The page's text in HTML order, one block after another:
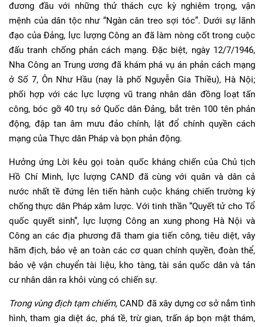
đương đầu với những thử thách cực kỳ nghiêm trọng, vận
mệnh của dân tộc như “Ngàn cân treo sợi tóc”. Dưới sự lãnh
đạo của Đảng, lực lượng Công an đã làm nòng cốt trong cuộc
đấu tranh chống phản cách mạng. Đặc biệt, ngày 12/7/1946,
Nha Công an Trung ương đã khám phá vụ án phản cách mạng
ở Số 7, Ôn Như Hầu (nay là phố Nguyễn Gia Thiều), Hà Nội;
phối hợp với các lực lượng vũ trang nhân dân đồng loạt tấn
công, bóc gỡ 40 trụ sở Quốc dân Đảng, bắt trên 100 tên phản
động, đập tan âm mưu đảo chính, lật đổ chính quyền cách
mạng của Thực dân Pháp và bọn phản động.
Hưởng ứng Lời kêu gọi toàn quốc kháng chiến của Chủ tịch
Hồ Chí Minh, lực lượng CAND đã cùng với quân và dân cả
nước nhất tề đứng lên tiến hành cuộc kháng chiến trường kỳ
chống thực dân Pháp xâm lược. Với tinh thần “Quyết tử cho Tổ
quốc quyết sinh”, lực lượng Công an xung phong Hà Nội và
Công an các địa phương đã tham gia tiến công, tiêu diệt, vây
hãm địch, bảo vệ an toàn các cơ quan chính quyền, đoàn thể,
bảo vệ vận chuyển tài liệu, kho tàng, tài sản quốc dân và tản
cư nhân dân ra khỏi vùng có chiến sự.
Trong vùng địch tạm chiếm, CAND đã xây dựng cơ sở nắm tình
hình, tham gia diệt ác, phá tề, trừ gian, trấn áp bọn mật thám,